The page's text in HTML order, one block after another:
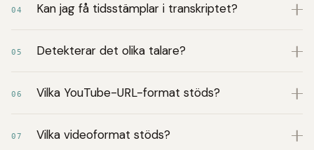
04 Kan jag få tidsstämplar i transkriptet?
05 Detekterar det olika talare?
06 Vilka YouTube-URL-format stöds?
07 Vilka videoformat stöds?